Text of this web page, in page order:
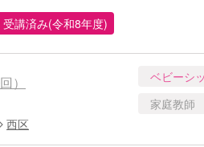
講済み(令和8年度)
）
西区
ベビーシ
家庭教師